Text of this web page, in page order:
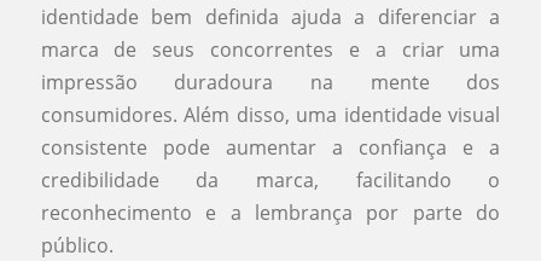
identidade bem definida ajuda a diferenciar a
marca de seus concorrentes e a criar uma
impressão duradoura na mente dos
consumidores. Além disso, uma identidade visual
consistente pode aumentar a confiança e a
credibilidade da marca, facilitando o
reconhecimento e a lembrança por parte do
público.